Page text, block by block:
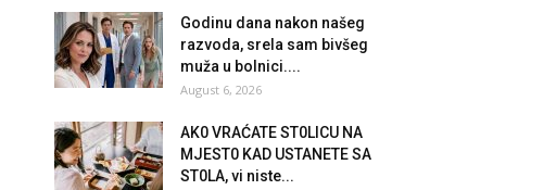
Godinu dana nakon našeg
razvoda, srela sam bivšeg
muža u bolnici....
August 6, 2026
AK0 VRAĆATE ST0LlCU NA
MJEST0 KAD USTANETE SA
ST0LA, vi niste...